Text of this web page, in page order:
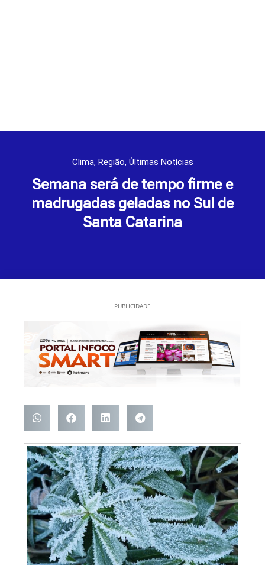
Clima, Região, Últimas Notícias
Semana será de tempo firme e
madrugadas geladas no Sul de
Santa Catarina
PUBLICIDADE